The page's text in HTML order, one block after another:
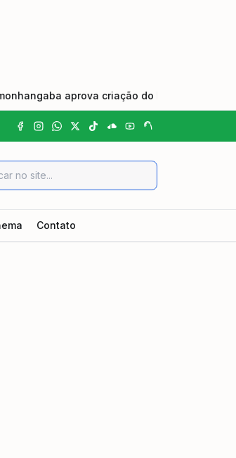
aprova criação do Dia Municipal do
Contato